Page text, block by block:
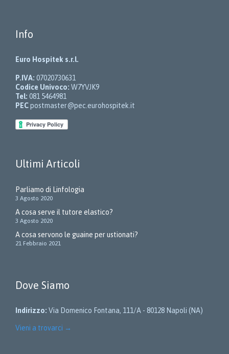
Info
Euro Hospitek s.r.l.
P.IVA: 07020730631
Codice Univoco: W7YVJK9
Tel: 081 5464981
PECpostmaster@pec.eurohospitek.it
Ultimi Articoli
Parliamo di Linfologia
3 Agosto 2020
A cosa serve il tutore elastico?
3 Agosto 2020
A cosa servono le guaine per ustionati?
21 Febbraio 2021
Dove Siamo
Indirizzo: Via Domenico Fontana, 111/A - 80128 Napoli (NA)
Vieni a trovarci →